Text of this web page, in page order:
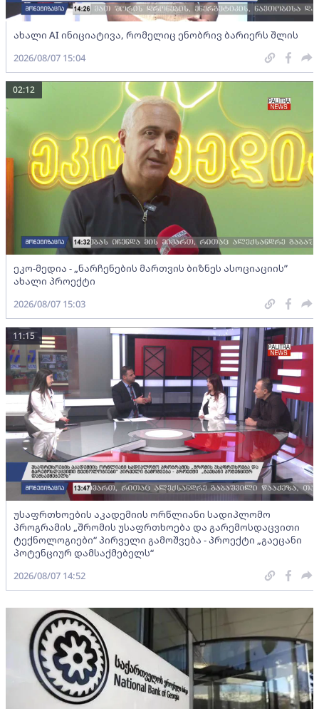
ახალი AI ინიციატივა, რომელიც ენობრივ ბარიერს შლის
2026/08/07 15:04
ეკო-მედია - „ნარჩენების მართვის ბიზნეს ასოციაციის”
ახალი პროექტი
02:12
2026/08/07 15:03
უსაფრთხოების აკადემიის ორწლიანი სადიპლომო
პროგრამის „შრომის უსაფრთხოება და გარემოსდაცვითი
ტექნოლოგიები“ პირველი გამოშვება - პროექტი „გაეცანი
პოტენციურ დამსაქმებელს“
11:15
2026/08/07 14:52